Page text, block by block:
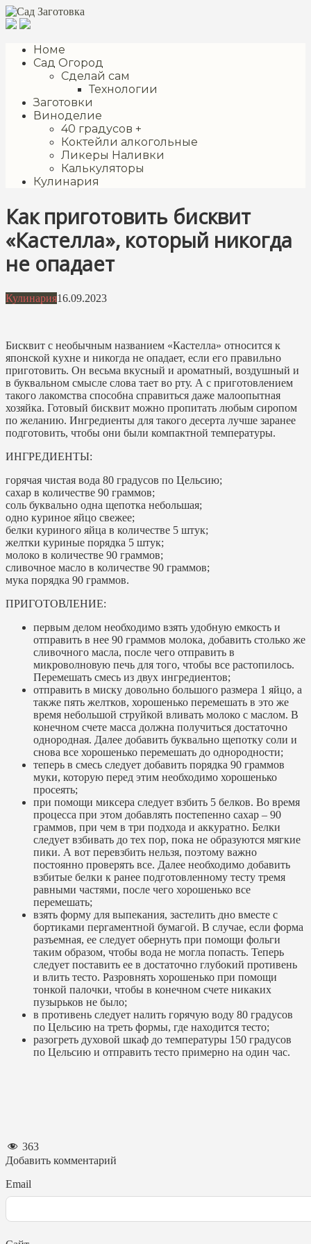
Перейти
к
Номе
Сад Огород
Сделай сам
Технологии
Заготовки
Виноделие
40 градусов +
Коктейли алкогольные
Ликеры Наливки
Калькуляторы
Кулинария
Как приготовить бисквит
«Кастелла», который никогда
не опадает
Кулинария16.09.2023
Бисквит с необычным названием «Кастелла» относится к
японской кухне и никогда не опадает, если его правильно
приготовить. Он весьма вкусный и ароматный, воздушный и
в буквальном смысле слова тает во рту. А с приготовлением
такого лакомства способна справиться даже малоопытная
хозяйка. Готовый бисквит можно пропитать любым сиропом
по желанию. Ингредиенты для такого десерта лучше заранее
подготовить, чтобы они были компактной температуры.
ИНГРЕДИЕНТЫ:
горячая чистая вода 80 градусов по Цельсию;
сахар в количестве 90 граммов;
соль буквально одна щепотка небольшая;
одно куриное яйцо свежее;
белки куриного яйца в количестве 5 штук;
желтки куриные порядка 5 штук;
молоко в количестве 90 граммов;
сливочное масло в количестве 90 граммов;
мука порядка 90 граммов.
ПРИГОТОВЛЕНИЕ:
первым делом необходимо взять удобную емкость и
отправить в нее 90 граммов молока, добавить столько же
сливочного масла, после чего отправить в
микроволновую печь для того, чтобы все растопилось.
Перемешать смесь из двух ингредиентов;
отправить в миску довольно большого размера 1 яйцо, а
также пять желтков, хорошенько перемешать в это же
время небольшой струйкой вливать молоко с маслом. В
конечном счете масса должна получиться достаточно
однородная. Далее добавить буквально щепотку соли и
снова все хорошенько перемешать до однородности;
теперь в смесь следует добавить порядка 90 граммов
муки, которую перед этим необходимо хорошенько
просеять;
при помощи миксера следует взбить 5 белков. Во время
процесса при этом добавлять постепенно сахар – 90
граммов, при чем в три подхода и аккуратно. Белки
следует взбивать до тех пор, пока не образуются мягкие
пики. А вот перевзбить нельзя, поэтому важно
постоянно проверять все. Далее необходимо добавить
взбитые белки к ранее подготовленному тесту тремя
равными частями, после чего хорошенько все
перемешать;
взять форму для выпекания, застелить дно вместе с
бортиками пергаментной бумагой. В случае, если форма
разъемная, ее следует обернуть при помощи фольги
таким образом, чтобы вода не могла попасть. Теперь
следует поставить ее в достаточно глубокий противень
и влить тесто. Разровнять хорошенько при помощи
тонкой палочки, чтобы в конечном счете никаких
пузырьков не было;
в противень следует налить горячую воду 80 градусов
по Цельсию на треть формы, где находится тесто;
разогреть духовой шкаф до температуры 150 градусов
по Цельсию и отправить тесто примерно на один час.
363
Добавить комментарий
Email